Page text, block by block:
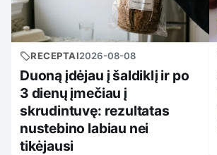
RECEPTAI2026-08-08
Duoną įdėjau į šaldiklį ir po
3 dienų įmečiau į
skrudintuvę: rezultatas
nustebino labiau nei
tikėjausi